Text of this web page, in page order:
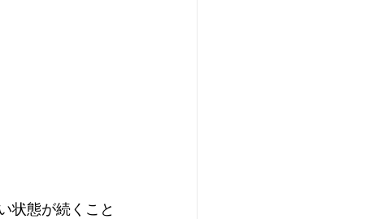
状態が続くこと